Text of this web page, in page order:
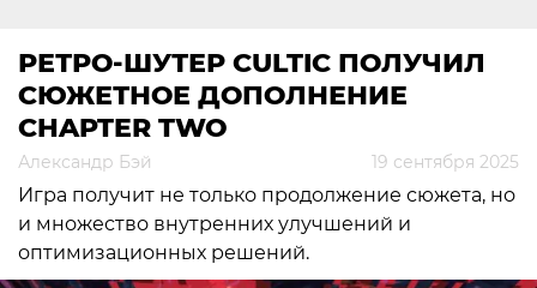
РЕТРО-ШУТЕР CULTIC ПОЛУЧИЛ
СЮЖЕТНОЕ ДОПОЛНЕНИЕ
CHAPTER TWO
Александр Бэй 19 сентября 2025
Игра получит не только продолжение сюжета, но
и множество внутренних улучшений и
оптимизационных решений.